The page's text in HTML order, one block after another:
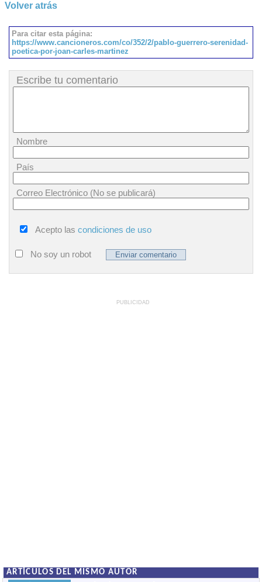
Volver atrás
Para citar esta página:
https://www.cancioneros.com/co/352/2/pablo-guerrero-serenidad-
poetica-por-joan-carles-martinez
Escribe tu comentario
Nombre
País
Correo Electrónico (No se publicará)
Acepto las condiciones de uso
No soy un robot
PUBLICIDAD
ARTÍCULOS DEL MISMO AUTOR